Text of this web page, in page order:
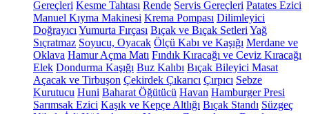
Gereçleri Kesme Tahtası Rende Servis Gereçleri Patates Ezici
Manuel Kıyma Makinesi Krema Pompası Dilimleyici
Doğrayıcı Yumurta Fırçası Bıçak ve Bıçak Setleri Yağ
Sıçratmaz Soyucu, Oyacak Ölçü Kabı ve Kaşığı Merdane ve
Oklava Hamur Açma Matı Fındık Kıracağı ve Ceviz Kıracağı
Elek Dondurma Kaşığı Buz Kalıbı Bıçak Bileyici Masat
Açacak ve Tirbuşon Çekirdek Çıkarıcı Çırpıcı Sebze
Kurutucu Huni Baharat Öğütücü Havan Hamburger Presi
Sarımsak Ezici Kaşık ve Kepçe Altlığı Bıçak Standı Süzgeç